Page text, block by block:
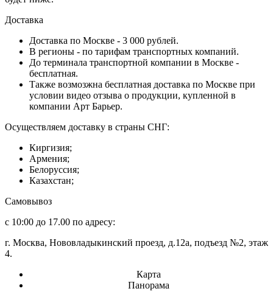
Доставка
Доставка по Москве - 3 000 рублей.
В регионы - по тарифам транспортных компаний.
До терминала транспортной компании в Москве -
бесплатная.
Также возмозжна бесплатная доставка по Москве при
условии видео отзыва о продукции, купленной в
компании Арт Барьер.
Осуществляем доставку в страны СНГ:
Киргизия;
Армения;
Белоруссия;
Казахстан;
Самовывоз
с 10:00 до 17.00 по адресу:
г. Москва, Нововладыкинский проезд, д.12а, подъезд №2, этаж
4.
Карта
Панорама